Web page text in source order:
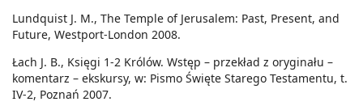
Lundquist J. M., The Temple of Jerusalem: Past, Present, and
Future, Westport-London 2008.
Łach J. B., Księgi 1-2 Królów. Wstęp – przekład z oryginału –
komentarz – ekskursy, w: Pismo Święte Starego Testamentu, t.
IV-2, Poznań 2007.